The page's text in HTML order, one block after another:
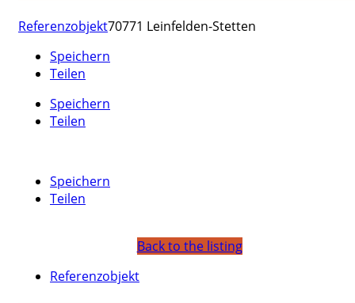
Referenzobjekt70771 Leinfelden-Stetten
Speichern
Teilen
Speichern
Teilen
Speichern
Teilen
Back to the listing
Referenzobjekt